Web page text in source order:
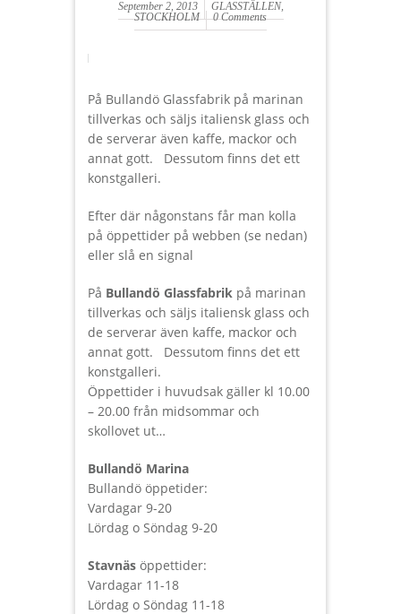
September 2, 2013 GLASSTÄLLEN,
STOCKHOLM
0 Comments
På Bullandö Glassfabrik på marinan
tillverkas och säljs italiensk glass och
de serverar även kaffe, mackor och
annat gott. Dessutom finns det ett
konstgalleri.
Efter där någonstans får man kolla
på öppettider på webben (se nedan)
eller slå en signal
På Bullandö Glassfabrik på marinan
tillverkas och säljs italiensk glass och
de serverar även kaffe, mackor och
annat gott. Dessutom finns det ett
konstgalleri.
Öppettider i huvudsak gäller kl 10.00
– 20.00 från midsommar och
skollovet ut…
Bullandö Marina
Bullandö öppetider:
Vardagar 9-20
Lördag o Söndag 9-20
Stavnäs öppettider:
Vardagar 11-18
Lördag o Söndag 11-18